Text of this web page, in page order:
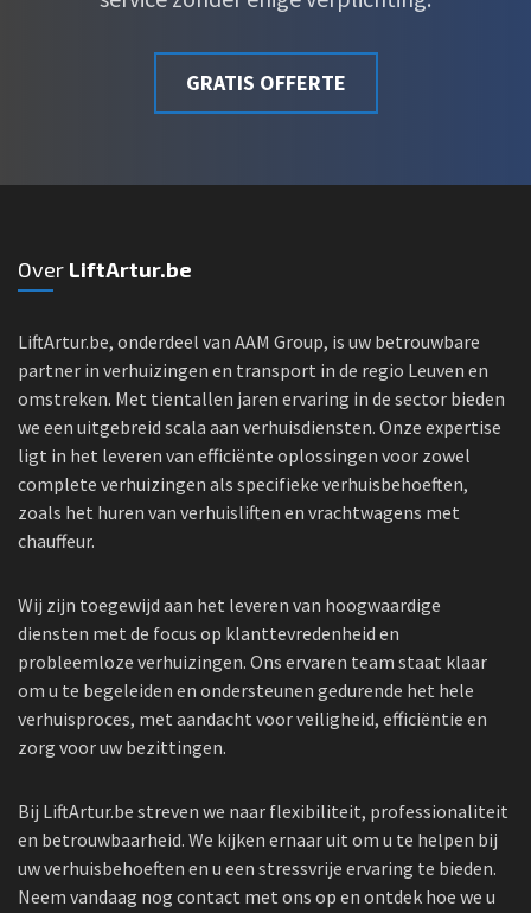
GRATIS OFFERTE
Over LiftArtur.be
LiftArtur.be, onderdeel van AAM Group, is uw betrouwbare
partner in verhuizingen en transport in de regio Leuven en
omstreken. Met tientallen jaren ervaring in de sector bieden
we een uitgebreid scala aan verhuisdiensten. Onze expertise
ligt in het leveren van efficiënte oplossingen voor zowel
complete verhuizingen als specifieke verhuisbehoeften,
zoals het huren van verhuisliften en vrachtwagens met
chauffeur.
Wij zijn toegewijd aan het leveren van hoogwaardige
diensten met de focus op klanttevredenheid en
probleemloze verhuizingen. Ons ervaren team staat klaar
om u te begeleiden en ondersteunen gedurende het hele
verhuisproces, met aandacht voor veiligheid, efficiëntie en
zorg voor uw bezittingen.
Bij LiftArtur.be streven we naar flexibiliteit, professionaliteit
en betrouwbaarheid. We kijken ernaar uit om u te helpen bij
uw verhuisbehoeften en u een stressvrije ervaring te bieden.
Neem vandaag nog contact met ons op en ontdek hoe we u